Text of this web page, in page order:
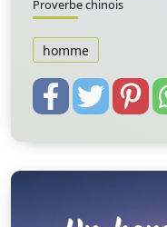
Proverbe chinois
homme